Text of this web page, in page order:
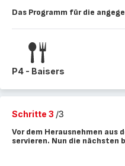
Das Programm für die
P4 - Baisers
Schritte 3 /3
Vor dem Herausnehmen aus
servieren. Nun die